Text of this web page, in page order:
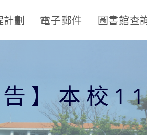
劃 電子郵件 圖書館查
】本校